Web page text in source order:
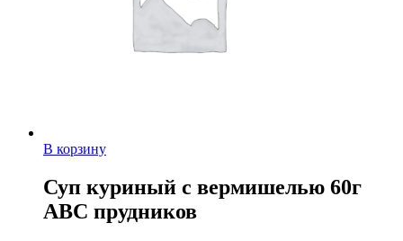
В корзину
Суп куриный с вермишелью 60г
АВС прудников